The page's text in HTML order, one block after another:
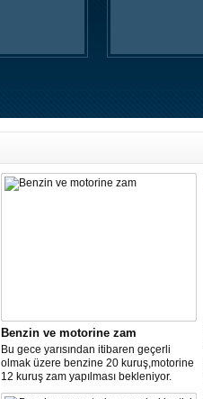
Benzin ve motorine zam
Bu gece yarısından itibaren geçerli
olmak üzere benzine 20 kuruş,motorine
12 kuruş zam yapılması bekleniyor.